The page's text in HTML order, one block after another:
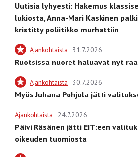
Uutisia lyhyesti: Hakemus
lukiosta, Anna-Mari Kaskinen
kristitty poliitikko murhattiin
Ajankohtaista 31.7.2026
Ruotsissa nuoret haluavat nyt
Ajankohtaista 30.7.2026
Myös Juhana Pohjola jätti
Ajankohtaista 24.7.2026
Päivi Räsänen jätti EIT:een
oikeuden tuomiosta